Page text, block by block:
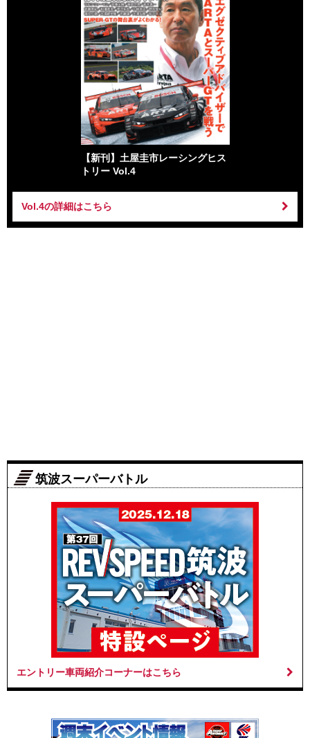
【新刊】土屋圭市レーシングヒス
トリー Vol.4
Vol.4の詳細はこちら
筑波スーパーバトル
エントリー車両紹介コーナーはこちら